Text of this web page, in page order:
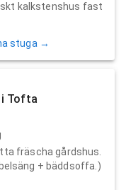
kalkstenshus fast
stuga →
i Tofta
fräscha gårdshus.
+ bäddsoffa.)